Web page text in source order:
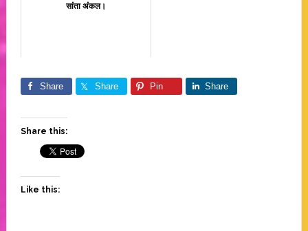
सांता अंकल।
Share Share Pin Share
Share this:
Like this: